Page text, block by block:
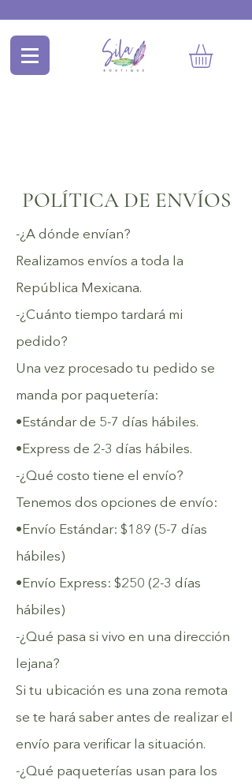
POLÍTICA DE ENVÍOS
-¿A dónde envían?
Realizamos envíos a toda la
República Mexicana.
-¿Cuánto tiempo tardará mi
pedido?
Una vez procesado tu pedido se
manda por paquetería:
•Estándar de 5-7 días hábiles.
•Express de 2-3 días hábiles.
-¿Qué costo tiene el envío?
Tenemos dos opciones de envío:
•Envío Estándar: $189 (5-7 días
hábiles)
•Envío Express: $250 (2-3 días
hábiles)
-¿Qué pasa si vivo en una dirección
lejana?
Si tu ubicación es una zona remota
se te hará saber antes de realizar el
envío para verificar la situación.
-¿Qué paqueterías usan para los